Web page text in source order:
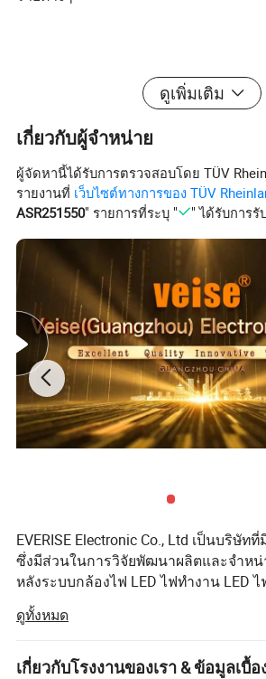
1024RGB(H) X 600 (V)
U/ D: 85 ° , R/L: 85 °
ระบบการทำงาน DVR
ความละเอียดในการบันทึก 1280 X 720p
การตรวจจับคนเดินเท้าและยาน สนับสนุนการแจ้งเตือนและการเตือนเมื่อคนเดินเท้าและรถที่ไม่ใช้ม
ด้านหลังเข้าสู่พื้นที่
ระบบทีวี PAL/NTSC
สัญญาณวิดีโอขาเข้า
การ์ด TF ( สูงสุด 256G)
รูปแบบ H.264 TS
-20 º C), +70 º C
-30º C), 80 º C
แรงดันไฟฟ้าในการทำงาน DC11-32V
กล้อง HD AHD 720p
Effective พิกเซล 1280 (H) X 960 (V)
ไฟส่องสว่างต่ำสุด 0LUX ( พร้อมไฟอินฟราเรดในตัวเปิดอยู่ )
IR-cut สลับระหว่างโหมดกลางวันและกลางคืนโดยอัตโนมัติ
มุมที่มองเห็นได้ 130 °
เกรดกันน้ำ IP69K
เกรดป้องกันการสั่นสะเทือน มาตรฐาน GB / T 2423.56-2018 ( การสั่นสะเทือน 5 G) แบบสุ่ม
อุณหภูมิในการทำงาน -20 º C), +60 º C
อุณหภูมิในการเก็บรักษา -30º C), 70 º C
แรงดันไฟฟ้าในการทำงาน DC12V
ดูเพิ่มเติม
เกี่ยวกับผู้จำหน่าย
ผู้จัดหานี้ได้รับการตรวจสอบโดย TÜV
รายงานที่ เว็บไซต์ทางการของ TÜV
ASR251550" รายการที่ระบุ " " ได้รับการรั
EVERISE Electronic Co., Ltd เป็นบริษัท
ซึ่งมีส่วนในการวิจัยพัฒนาผลิตและจำห
หลังระบบกล้องไฟ LED ไฟทำงาน LED
อุปกรณ์การเกษตรรถแทรกเตอร์รถโดยส
โรงเรียน รถขนสินค้า Hgov, เทศบาล , ร
RV, อุปกรณ์หนักเหมืองแร่รถบรรทุกดับเ
ย้ายเงินสด รถยก , เรือเครนท่าเรือ , รถ
ดูทั้งหมด
เกี่ยวกับโรงงานของเรา & ข้อมูลเบื้